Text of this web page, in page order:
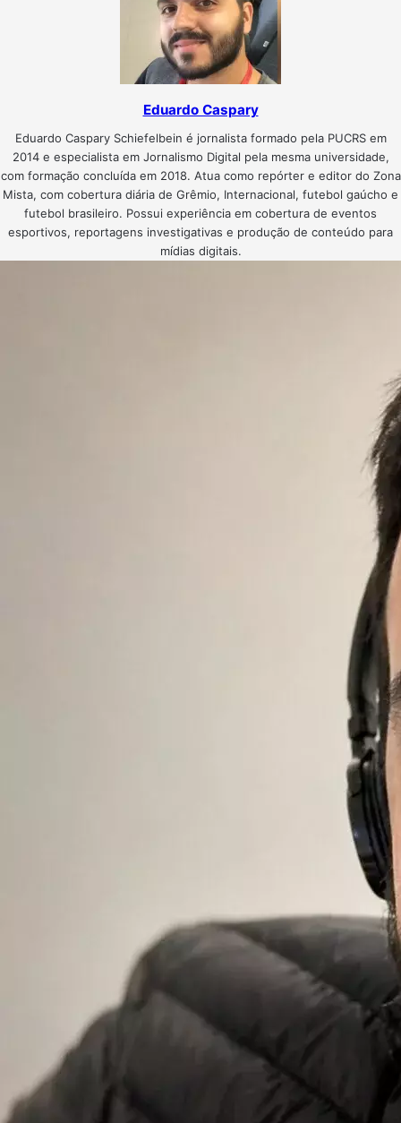
Eduardo Caspary
Eduardo Caspary Schiefelbein é jornalista formado pela PUCRS em
2014 e especialista em Jornalismo Digital pela mesma universidade,
com formação concluída em 2018. Atua como repórter e editor do Zona
Mista, com cobertura diária de Grêmio, Internacional, futebol gaúcho e
futebol brasileiro. Possui experiência em cobertura de eventos
esportivos, reportagens investigativas e produção de conteúdo para
mídias digitais.